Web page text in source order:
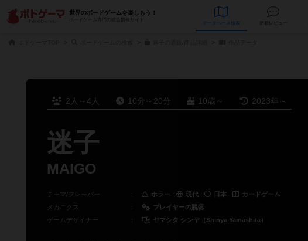
世界のボードゲームを楽しもう！
ボードゲーム専門の総合情報サイト
データベース
2人～4人 10分～20分 10歳～ 2023年～
迷子
MAIGO
テーマ/フレーバー ： ホラー 現代 日本
カードゲーム
メカニクス
：
プレイヤーの脱落
ゲームデザイナー
： ヤマシタ シンヤ（Shinya Yamashita）